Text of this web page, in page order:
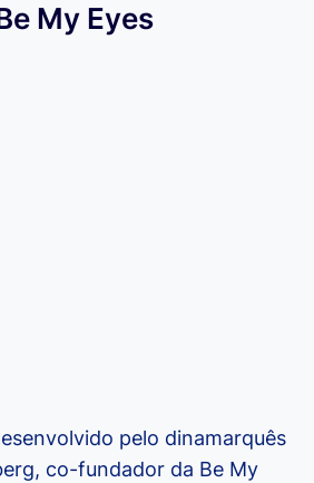
My Eyes
pelo dinamarquês
co-fundador da Be My